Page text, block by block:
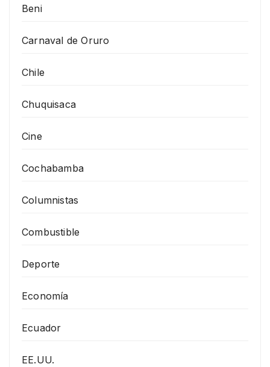
Beni
Carnaval de Oruro
Chile
Chuquisaca
Cine
Cochabamba
Columnistas
Combustible
Deporte
Economía
Ecuador
EE.UU.